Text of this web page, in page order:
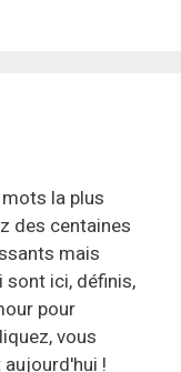
la plus
des centaines
mais
sont ici, définis,
pour
vous
!